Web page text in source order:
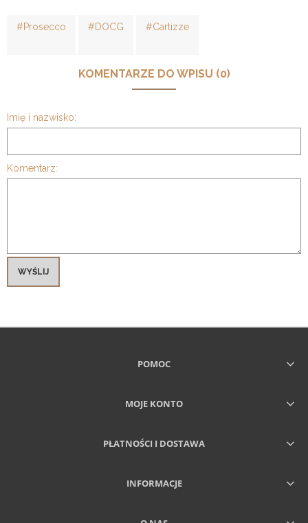
#Prosecco #DOCG #Cartizze
KOMENTARZE DO WPISU (0)
Imię i nazwisko:
Komentarz:
WYŚLIJ
POMOC
MOJE KONTO
PŁATNOŚCI I DOSTAWA
INFORMACJE